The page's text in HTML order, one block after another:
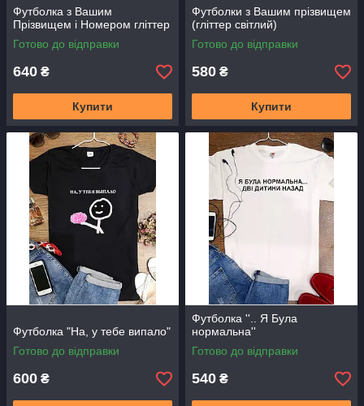
Футболка з Вашим
Прізвищем і Номером гліттер
Готово до відправки
640 ₴
Купити
Футболки з Вашим прізвищем
(гліттер світлий)
Готово до відправки
580 ₴
Купити
Футболка "На, у тебе випало"
Готово до відправки
600 ₴
Футболка ''.. Я Була
нормальна''
Готово до відправки
540 ₴